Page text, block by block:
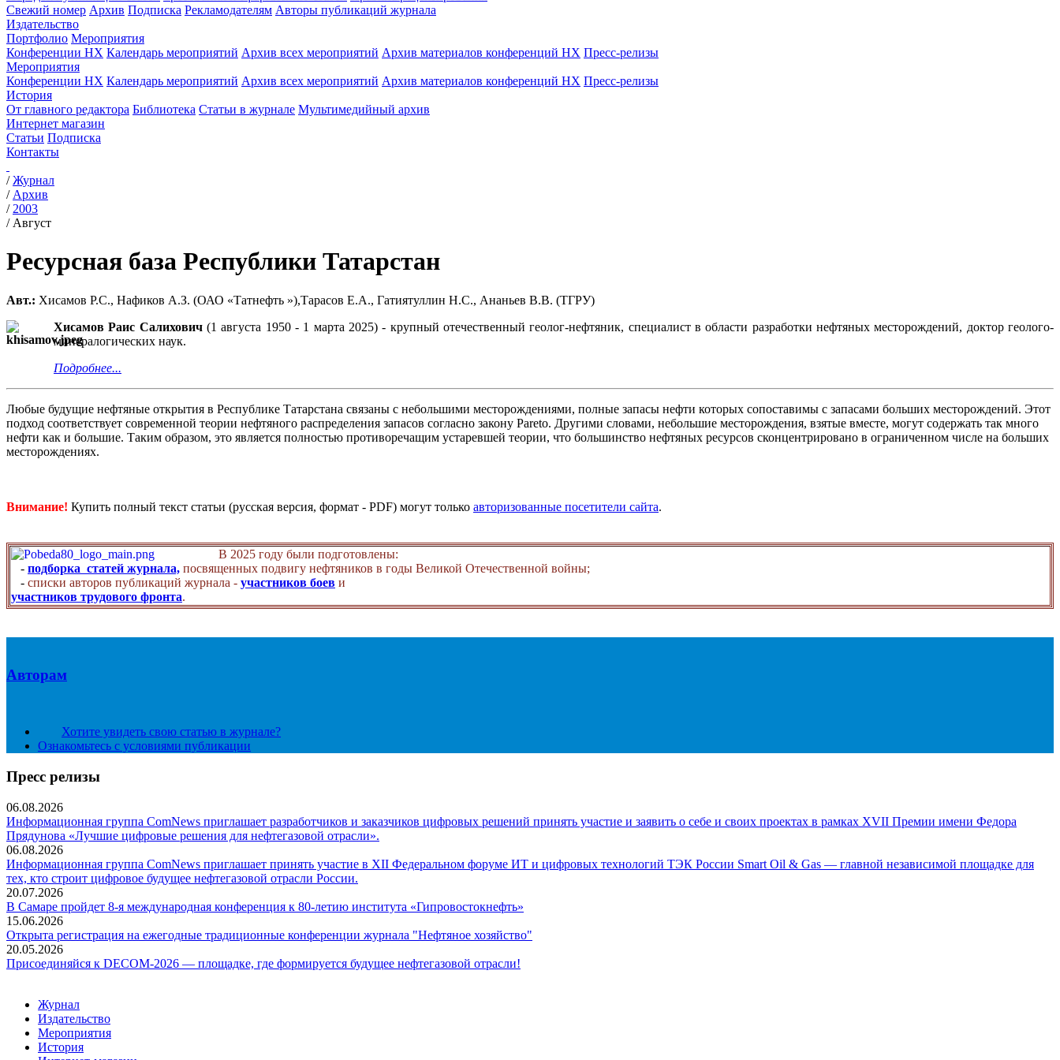
Свежий номер Архив Подписка Рекламодателям Авторы публикаций журнала
Издательство
Портфолио Мероприятия
Конференции НХ Календарь мероприятий Архив всех мероприятий Архив материалов конференций НХ Пресс-релизы
Мероприятия
Конференции НХ Календарь мероприятий Архив всех мероприятий Архив материалов конференций НХ Пресс-релизы
История
От главного редактора Библиотека Статьи в журнале Мультимедийный архив
Интернет магазин
Статьи Подписка
Контакты
/Журнал
/ Архив
/ 2003
/ Август
Ресурсная база Республики Татарстан
Авт.: Хисамов Р.С., Нафиков А.З. (ОАО «Татнефть »),Тарасов Е.А., Гатиятуллин Н.С., Ананьев В.В. (ТГРУ)
Хисамов Раис Салихович(1 августа 1950 - 1 марта 2025) - крупный отечественный геолог-нефтяник, специалист в области разработки нефтяных месторождений, доктор геолого-
минералогических наук.
Подробнее...
Любые будущие нефтяные открытия в Республике Татарстана связаны с небольшими месторождениями, полные запасы нефти которых сопоставимы с запасами больших месторождений. Этот
подход соответствует современной теории нефтяного распределения запасов согласно закону Pareto. Другими словами, небольшие месторождения, взятые вместе, могут содержать так много
нефти как и большие. Таким образом, это является полностью противоречащим устаревшей теории, что большинство нефтяных ресурсов сконцентрировано в ограниченном числе на больших
месторождениях.
Внимание! Купить полный текст статьи (русская версия, формат - PDF) могут только авторизованные посетители сайта.
В 2025 году были подготовлены:
- подборка статей журнала, посвященных подвигу нефтяников в годы Великой Отечественной войны;
- списки авторов публикаций журнала - участников боев и
участников трудового фронта.
Авторам
Хотите увидеть свою статью в журнале?
Ознакомьтесь с условиями публикации
Пресс релизы
06.08.2026
Информационная группа ComNews приглашает разработчиков и заказчиков цифровых решений принять участие и заявить о себе и своих проектах в рамках XVII Премии имени Федора
Прядунова «Лучшие цифровые решения для нефтегазовой отрасли».
06.08.2026
Информационная группа ComNews приглашает принять участие в XII Федеральном форуме ИТ и цифровых технологий ТЭК России Smart Oil & Gas — главной независимой площадке для
тех, кто строит цифровое будущее нефтегазовой отрасли России.
20.07.2026
В Самаре пройдет 8-я международная конференция к 80-летию института «Гипровостокнефть»
15.06.2026
Открыта регистрация на ежегодные традиционные конференции журнала "Нефтяное хозяйство"
20.05.2026
Присоединяйся к DECOM-2026 — площадке, где формируется будущее нефтегазовой отрасли!
Журнал
Издательство
Мероприятия
История